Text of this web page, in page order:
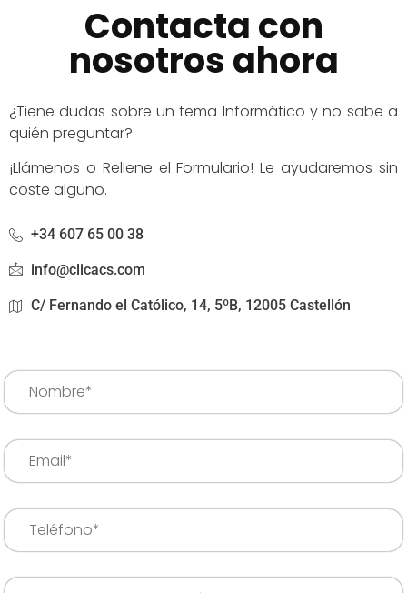
Contacta con
nosotros ahora
¿Tiene dudas sobre un tema Informático y no sabe a
quién preguntar?
¡Llámenos o Rellene el Formulario! Le ayudaremos sin
coste alguno.
+34 607 65 00 38
info@clicacs.com
C/ Fernando el Católico, 14, 5ºB, 12005 Castellón